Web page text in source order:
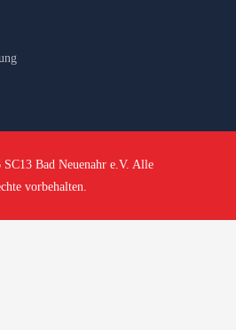
Bad Neuenahr e.V. Alle
vorbehalten.